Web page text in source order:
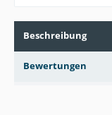
Beschreibung
Bewertungen